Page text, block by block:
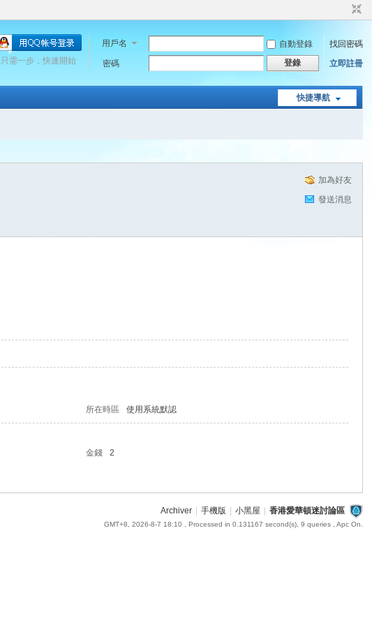
用戶名 自動登錄
找回密碼
密碼
登錄 立即註冊
只需一步，快速開始
快捷導航
加為好友
發送消息
所在時區 使用系統默認
金錢
2
Archiver 手機版 小黑屋 香港愛華頓迷討論區
GMT+8, 2026-8-7 18:10 , Processed in 0.131167 second(s), 9 queries , Apc On.